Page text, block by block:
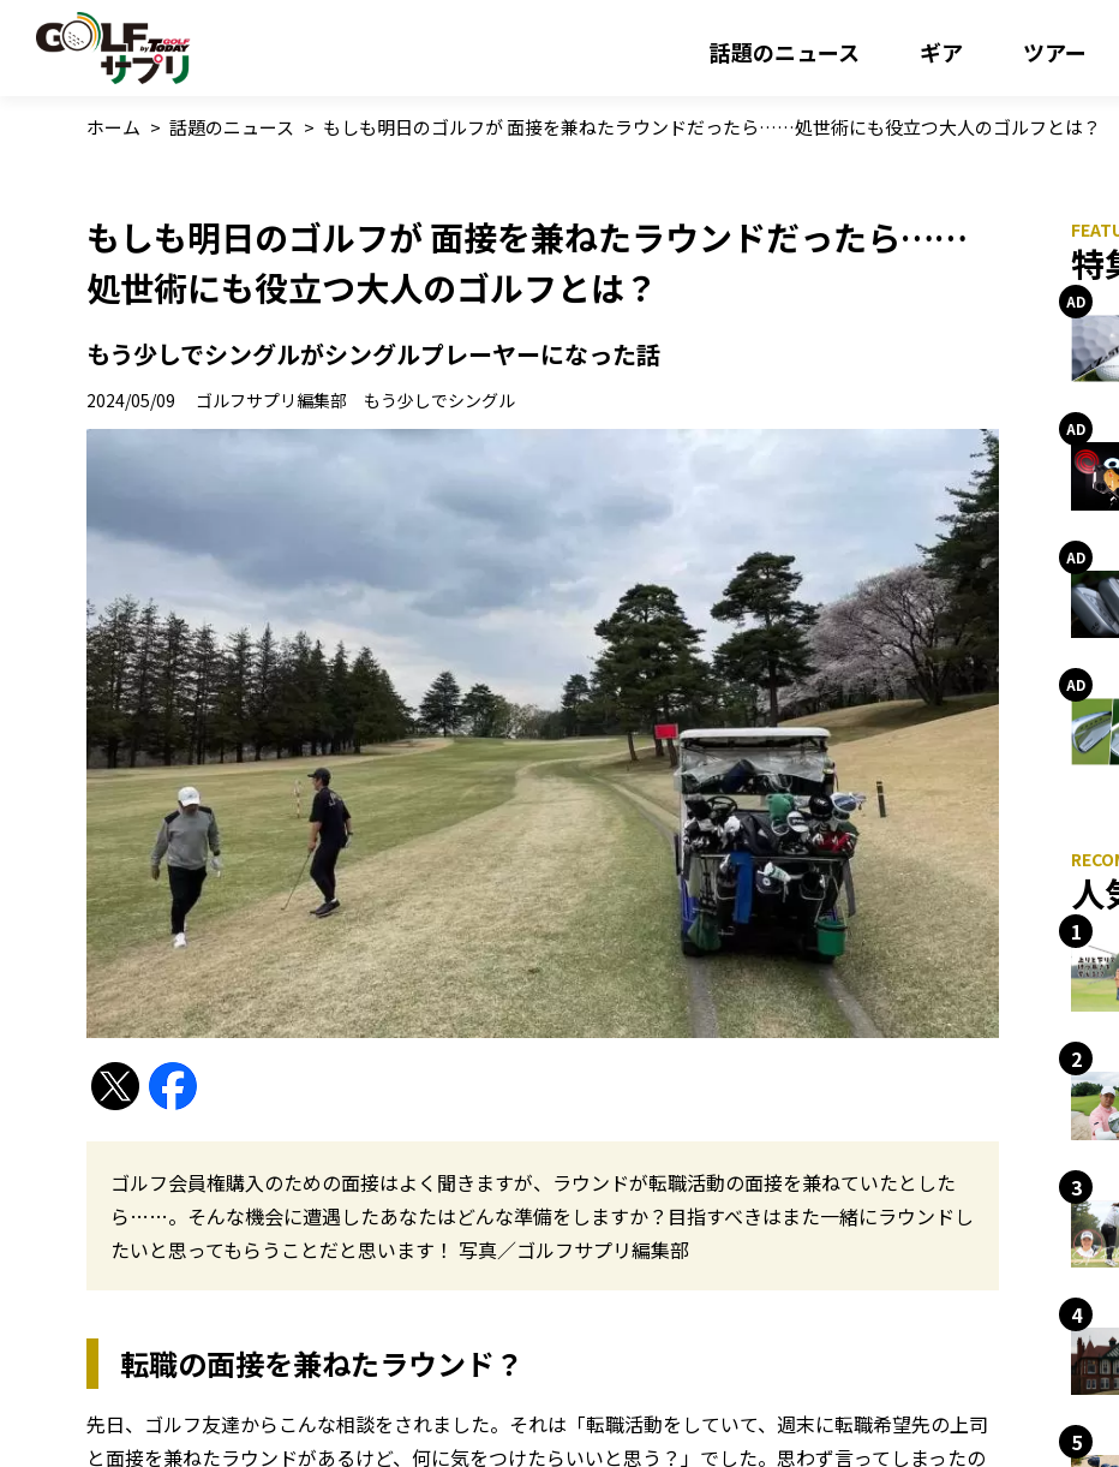
話題のニュース ギア ツアー
ホーム > 話題のニュース > もしも明日のゴルフが 面接を兼ねたラウンドだったら……処世術にも役立つ大人のゴルフとは？
もしも明日のゴルフが 面接を兼ねたラウンドだったら……
処世術にも役立つ大人のゴルフとは？
もう少しでシングルがシングルプレーヤーになった話
2024/05/09 ゴルフサプリ編集部 もう少しでシングル
ゴルフ会員権購入のための面接はよく聞きますが、ラウンドが転職活動の面接を兼ねていたとした
ら……。そんな機会に遭遇したあなたはどんな準備をしますか？目指すべきはまた一緒にラウンドし
たいと思ってもらうことだと思います！ 写真／ゴルフサプリ編集部
転職の面接を兼ねたラウンド？
先日、ゴルフ友達からこんな相談をされました。それは「転職活動をしていて、週末に転職希望先の上司
と面接を兼ねたラウンドがあるけど、何に気をつけたらいいと思う？」でした。思わず言ってしまったの
特
人